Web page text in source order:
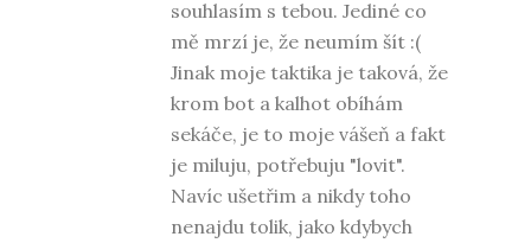
souhlasím s tebou. Jediné co
mě mrzí je, že neumím šít :(
Jinak moje taktika je taková, že
krom bot a kalhot obíhám
sekáče, je to moje vášeň a fakt
je miluju, potřebuju "lovit".
Navíc ušetřim a nikdy toho
nenajdu tolik, jako kdybych